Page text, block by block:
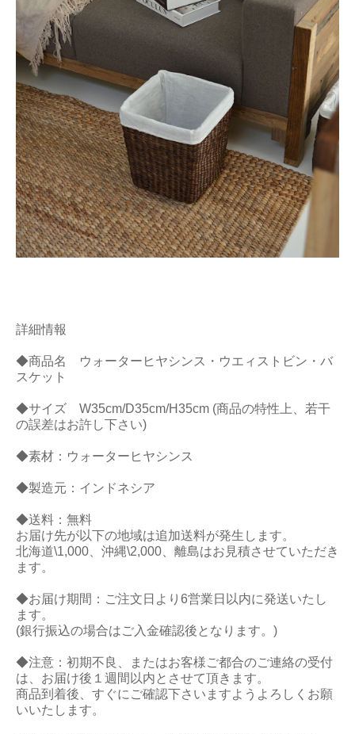
詳細情報
◆商品名 ウォーターヒヤシンス・ウエィストビン・バ
スケット
◆サイズ W35cm/D35cm/H35cm (商品の特性上、若干
の誤差はお許し下さい)
◆素材：ウォーターヒヤシンス
◆製造元：インドネシア
◆送料：無料
お届け先が以下の地域は追加送料が発生します。
北海道\1,000、沖縄\2,000、離島はお見積させていただき
ます。
◆お届け期間：ご注文日より6営業日以内に発送いたし
ます。
(銀行振込の場合はご入金確認後となります。)
◆注意：初期不良、またはお客様ご都合のご連絡の受付
は、お届け後１週間以内とさせて頂きます。
商品到着後、すぐにご確認下さいますようよろしくお願
いいたします。